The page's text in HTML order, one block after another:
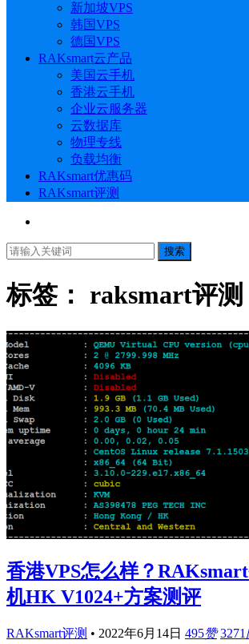
新加坡VPS
韩国VPS
德国VPS
RAKsmart云产品
美国云手机
香港云手机
企业云服务器
云数据库
物理专线
负载均衡
RAKsmart优惠码
RAKsmart评测
搜索
标签： raksmart评测
香港VPS怎么样？
机HK V1024+方案测评
RAKsmart评测 • 2022年6月14日 495赞 3271